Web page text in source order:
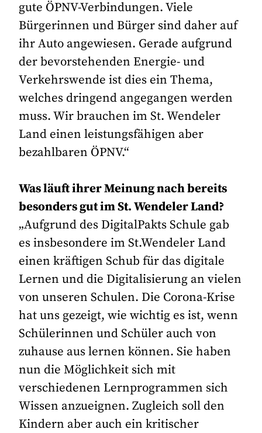
gute ÖPNV-Verbindungen. Viele
Bürgerinnen und Bürger sind daher auf
ihr Auto angewiesen. Gerade aufgrund
der bevorstehenden Energie- und
Verkehrswende ist dies ein Thema,
welches dringend angegangen werden
muss. Wir brauchen im St. Wendeler
Land einen leistungsfähigen aber
bezahlbaren ÖPNV.“
Was läuft ihrer Meinung nach bereits
besonders gut im St. Wendeler Land?
„Aufgrund des DigitalPakts Schule gab
es insbesondere im St.Wendeler Land
einen kräftigen Schub für das digitale
Lernen und die Digitalisierung an vielen
von unseren Schulen. Die Corona-Krise
hat uns gezeigt, wie wichtig es ist, wenn
Schülerinnen und Schüler auch von
zuhause aus lernen können. Sie haben
nun die Möglichkeit sich mit
verschiedenen Lernprogrammen sich
Wissen anzueignen. Zugleich soll den
Kindern aber auch ein kritischer